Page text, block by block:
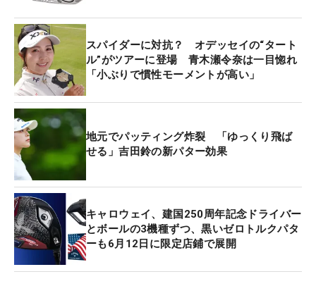
スパイダーに対抗？ オデッセイの“タート
ル”がツアーに登場 青木瀬令奈は一目惚れ
「小ぶりで慣性モーメントが高い」
地元でパッティング炸裂 「ゆっくり飛ば
せる」吉田鈴の新パター効果
キャロウェイ、建国250周年記念ドライバー
とボールの3機種ずつ、黒いゼロトルクパタ
ーも6月12日に限定店鋪で展開